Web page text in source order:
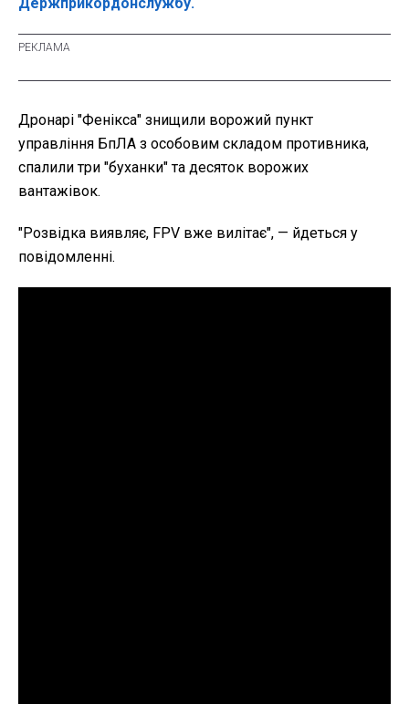
Дронарі "Фенікса" знищили ворожий пункт
управління БпЛА з особовим складом противника,
спалили три "буханки" та десяток ворожих
вантажівок.
"Розвідка виявляє, FPV вже вилітає", — йдеться у
повідомленні.